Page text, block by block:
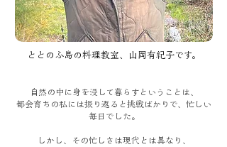
ととのふ島の料理教室、山岡有紀子です。
自然の中に身を浸して暮らすということは、
都会育ちの私には振り返ると挑戦ばかりで、 忙しい
毎日でした。
しかし、その忙しさは現代とは異なり、